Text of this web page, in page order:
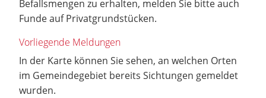
Befallsmengen zu erhalten, melden Sie bitte auch
Funde auf Privatgrundstücken.
Vorliegende Meldungen
In der Karte können Sie sehen, an welchen Orten
im Gemeindegebiet bereits Sichtungen gemeldet
wurden.